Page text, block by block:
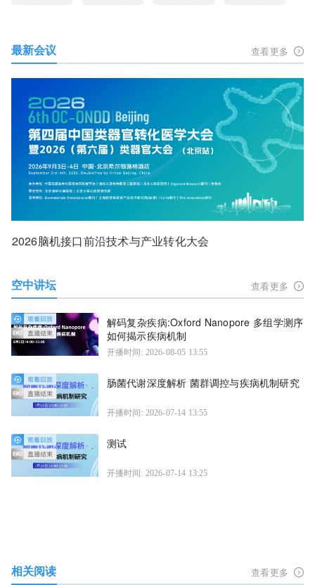
最新会议 查看更多
2026脑机接口前沿技术与产业转化大会
空中讲坛 查看更多
解码复杂疾病:Oxford Nanopore 多组学测序
如何揭示疾病机制
开播时间: 2026-08-05 13:55
肠菌代谢深度解析 菌群调控与疾病机制研究
开播时间: 2026-07-14 13:55
测试
开播时间: 2026-07-14 13:25
相关阅读 查看更多